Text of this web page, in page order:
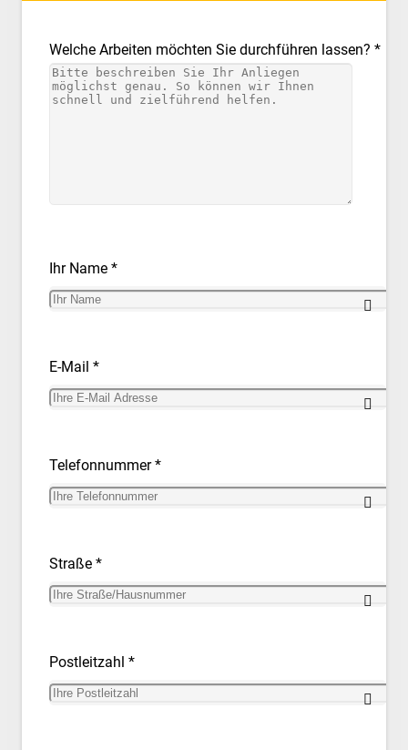
Welche Arbeiten möchten Sie durchführen lassen? *
Ihr Name *
E-Mail *
Telefonnummer *
Straße *
Postleitzahl *